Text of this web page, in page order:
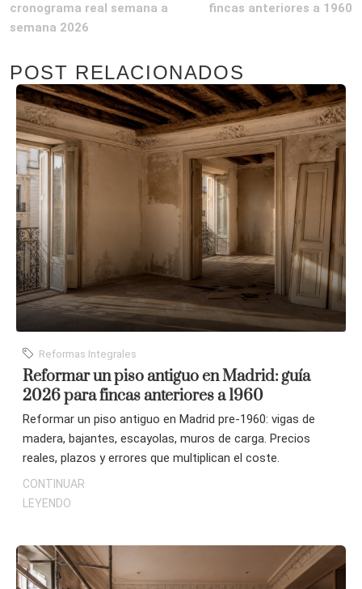
cronograma real semana a
semana 2026
fincas anteriores a 1960
Reformas Integrales
Reformar un piso antiguo en Madrid: guía
2026 para fincas anteriores a 1960
Reformar un piso antiguo en Madrid pre-1960: vigas de
madera, bajantes, escayolas, muros de carga. Precios
reales, plazos y errores que multiplican el coste.